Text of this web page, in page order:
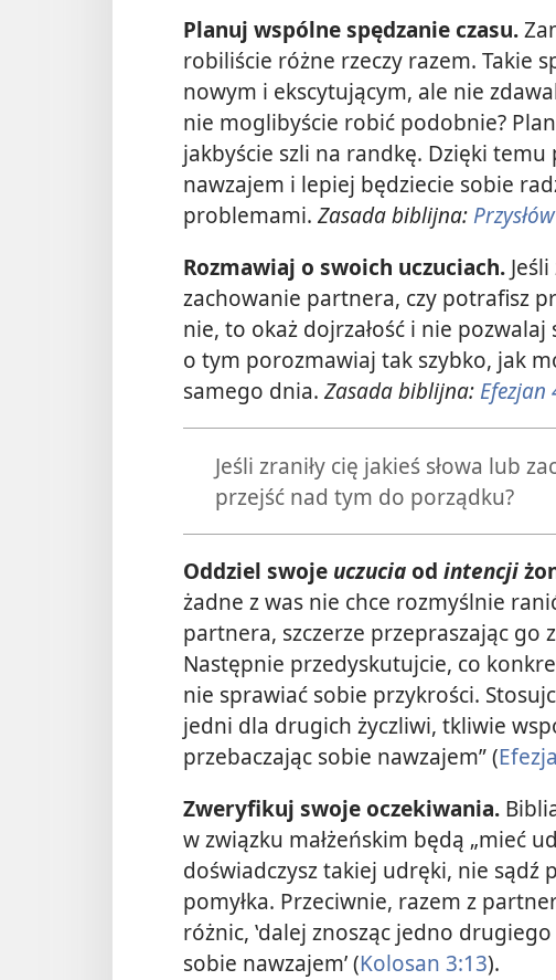
Planuj wspólne spędzanie czasu.
robiliście różne rzeczy razem. Takie
nowym i ekscytującym, ale nie
nie moglibyście robić podobnie?
jakbyście szli na randkę. Dzięki
nawzajem i lepiej będziecie sobie
problemami. Zasada biblijna:
Rozmawiaj o swoich uczuciach.
zachowanie partnera, czy potrafisz
nie, to okaż dojrzałość i nie
o tym porozmawiaj tak szybko, jak
samego dnia. Zasada biblijna: Efezjan
Jeśli zraniły cię jakieś słowa lub
przejść nad tym do porządku?
Oddziel swoje uczucia od intencji
żadne z was nie chce rozmyślnie
partnera, szczerze przepraszając go
Następnie przedyskutujcie, co
nie sprawiać sobie przykrości.
jedni dla drugich życzliwi, tkliwie
przebaczając sobie nawzajem” (
Zweryfikuj swoje oczekiwania.
w związku małżeńskim będą „mieć
doświadczysz takiej udręki, nie sądź
pomyłka. Przeciwnie, razem z
różnic, ‛dalej znosząc jedno
sobie nawzajem’ (Kolosan 3:13).